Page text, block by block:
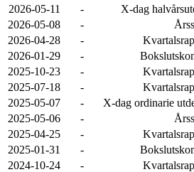
2026-05-11
-
X-dag
2026-05-08
-
2026-04-28
-
2026-01-29
-
2025-10-23
-
2025-07-18
-
2025-05-07
-
X-dag ordinarie
2025-05-06
-
2025-04-25
-
2025-01-31
-
2024-10-24
-